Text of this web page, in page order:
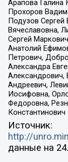
Арапова Галина
Прохоров
Подузов Сергей
Вячеславовна,
Сергей
Анатолий
Петрович,
Александра
Александрович,
Андреевич,
Иосифовна,
Федоровна,
Константинович
Источник:
http://
данные на